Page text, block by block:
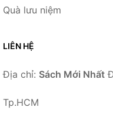
Quà lưu niệm
LIÊN HỆ
Địa chỉ: Sách Mới Nhất
Tp.HCM